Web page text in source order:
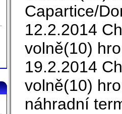
Capartice/
12.2.2014
volně(10)
19.2.2014
volně(10)
náhradní